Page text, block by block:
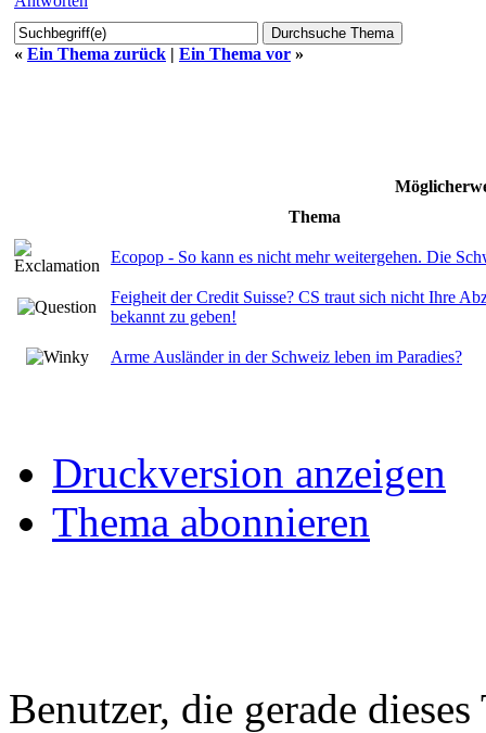
« Ein Thema zurück | Ein Thema vor »
Thema
Ecopop - So kann es nicht mehr weitergehen. Die
Feigheit der Credit Suisse? CS traut sich nicht Ihre
bekannt zu geben!
Arme Ausländer in der Schweiz leben im Paradies?
Druckversion anzeigen
Thema abonnieren
Benutzer, die gerade